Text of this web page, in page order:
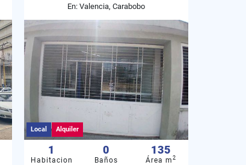
En: Valencia, Carabobo
Local Alquiler
1
Habitacion
0
Baños
135
Área m 2